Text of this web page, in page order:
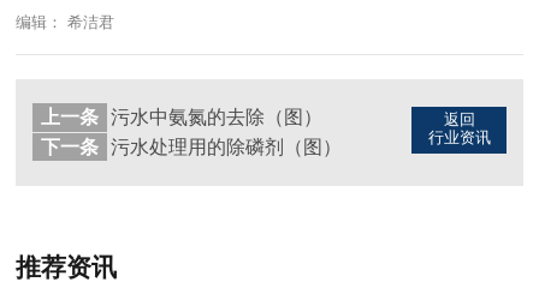
编辑： 希洁君
返回
行业资讯
上一条
污水中氨氮的去除（图）
下一条
污水处理用的除磷剂（图）
推荐资讯